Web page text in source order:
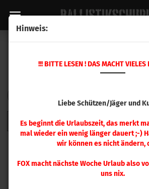
Hinweis:
!!! BITTE LESEN ! DAS MACHT VIELES
Liebe Schützen/Jäger und
Es beginnt die Urlaubszeit, das merkt
mal wieder ein wenig länger dauert ;-)
wir können es nicht ändern,
FOX macht nächste Woche Urlaub also
uns nix.